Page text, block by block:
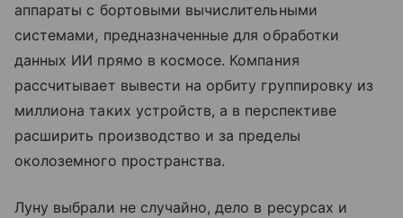
аппараты с бортовыми вычислительными
системами, предназначенные для обработки
данных ИИ прямо в космосе. Компания
рассчитывает вывести на орбиту группировку из
миллиона таких устройств, а в перспективе
расширить производство и за пределы
околоземного пространства.
Луну выбрали не случайно, дело в ресурсах и